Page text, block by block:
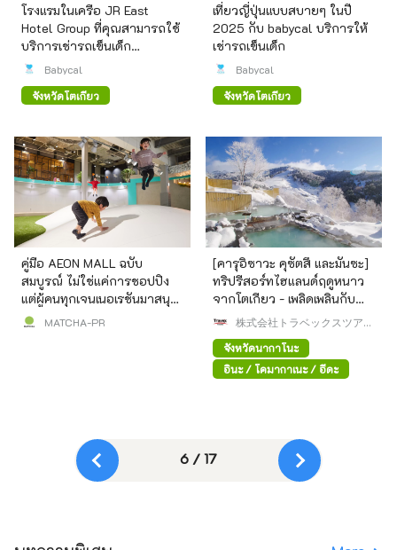
โรงแรมในเครือ JR East
Hotel Group ที่คุณสามารถใช้
บริการเช่ารถเข็นเด็ก
"babycal"
Babycal
จังหวัดโตเกียว
เที่ยวญี่ปุ่นแบบสบายๆ ในปี
2025 กับ babycal บริการให้
เช่ารถเข็นเด็ก
Babycal
จังหวัดโตเกียว
คู่มือ AEON MALL ฉบับ
สมบูรณ์ ไม่ใช่แค่การชอปปิง
แต่ผู้คนทุกเจนเนอเรชันมาสนุก
เพลิดเพลินด้วยกันได้
MATCHA-PR
[คารุอิซาวะ คุซัตสึ และมันซะ]
ทริปรีสอร์ทไฮแลนด์ฤดูหนาว
จากโตเกียว - เพลิดเพลินกับ
บ่อน้ำพุร้อน ธรรมชาติ และ
株式会社トラベックスツアー
จังหวัดนากาโนะ
อินะ / โคมากาเนะ / อีดะ
6 / 17